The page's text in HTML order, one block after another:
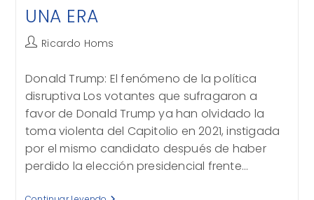
UNA ERA
Autor
entrada:
Ricardo Homs
Donald Trump: El fenómeno de la política
disruptiva Los votantes que sufragaron a
favor de Donald Trump ya han olvidado la
toma violenta del Capitolio en 2021, instigada
por el mismo candidato después de haber
perdido la elección presidencial frente…